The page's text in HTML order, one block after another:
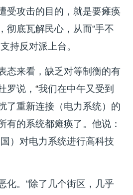
受攻击的目的，就是要瘫痪
彻底瓦解民心，从而“手不
持反对派上台。
态来看，缺乏对等制衡的有
罗说，“我们在中午又受到
了重新连接（电力系统）的
有的系统都瘫痪了。他说：
）对电力系统进行高科技
化。“除了几个街区，几乎